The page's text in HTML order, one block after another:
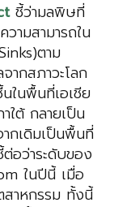
ชี้ว่ามลพิษที่
ามสามารถใน
ตาม
ากสภาวะโลก
ในพื้นที่เอเชีย
ใต้ กลายเป็น
กเดิมเป็นพื้นที่
อว่าระดับของ
ในปีนี้ เมื่อ
าหกรรม ทั้งนี้